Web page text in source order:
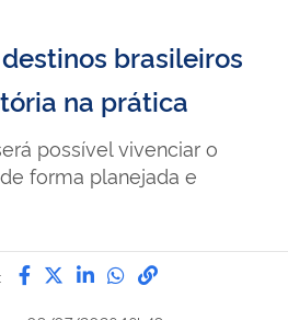
brasileiros
na prática
possível vivenciar o
forma planejada e
Compartilhe por Facebook
Compartilhe por Twitter
Compartilhe por
Compartilhe
link para